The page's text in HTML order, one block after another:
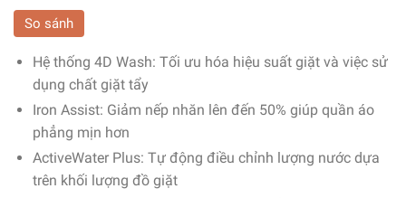
So sánh
Hệ thống 4D Wash: Tối ưu hóa hiệu suất giặt và việc sử
dụng chất giặt tẩy
Iron Assist: Giảm nếp nhăn lên đến 50% giúp quần áo
phẳng mịn hơn
ActiveWater Plus: Tự động điều chỉnh lượng nước dựa
trên khối lượng đồ giặt